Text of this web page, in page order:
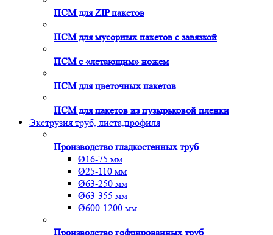
ПСМ для ZIP пакетов
ПСМ для мусорных пакетов с завязкой
ПСМ с «летающим» ножем
ПСМ для цветочных пакетов
ПСМ для пакетов из пузырьковой пленки
Экструзия труб, листа,профиля
Производство гладкостенных труб
Ø16-75 мм
Ø25-110 мм
Ø63-250 мм
Ø63-355 мм
Ø600-1200 мм
Производство гофрированных труб